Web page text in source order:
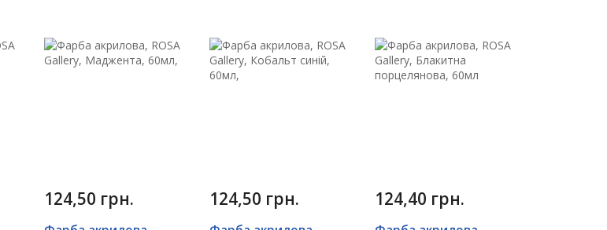
124,50 грн. 124,50 грн. 124,40 грн.